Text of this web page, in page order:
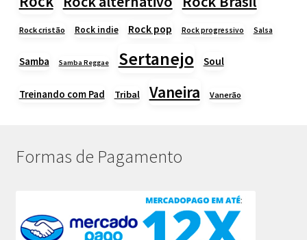
Rock cristão Rock indie Rock pop Rock progressivo Salsa
Samba Samba Reggae Sertanejo Soul
Treinando com Pad Tribal Vaneira Vanerão
Formas de Pagamento